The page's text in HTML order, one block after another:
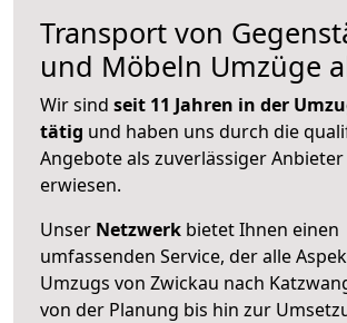
Transport von
und Möbeln Umzüge
Wir sind seit 11 Jahren in der
tätig und haben uns durch die
Angebote als zuverlässiger
erwiesen.
Unser Netzwerk bietet Ihnen einen
umfassenden Service, der alle
Umzugs von Zwickau nach
von der Planung bis hin zur